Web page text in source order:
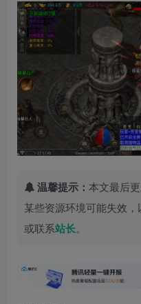
温馨提示： 本文最后
某些资源环境可能失效
或联系站长。